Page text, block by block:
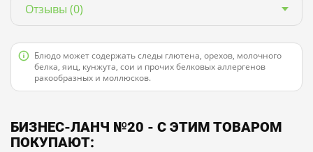
Отзывы (0)
Блюдо может содержать следы глютена, орехов, молочного
белка, яиц, кунжута, сои и прочих белковых аллергенов
ракообразных и моллюсков.
БИЗНЕС-ЛАНЧ №20 - С ЭТИМ ТОВАРОМ
ПОКУПАЮТ: